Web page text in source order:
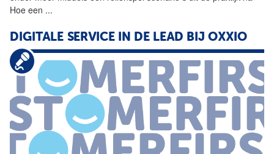
Hoe een ...
DIGITALE SERVICE IN DE LEAD BIJ OXXIO